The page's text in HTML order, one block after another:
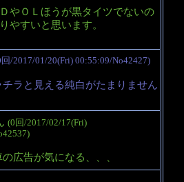
やＯＬほうが黒タイツでないの
やすいと思います。
回/2017/01/20(Fri) 00:55:09/No42427)
チラと見える純白がたまりません
(0回/2017/02/17(Fri)
の広告が気になる、、、